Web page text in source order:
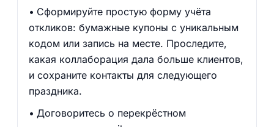
Сформируйте простую форму учёта
откликов: бумажные купоны с уникальным
кодом или запись на месте. Проследите,
какая коллаборация дала больше клиентов,
и сохраните контакты для следующего
праздника.
Договоритесь о перекрёстном